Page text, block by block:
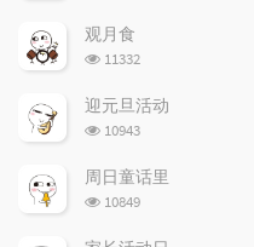
次
数:
观月食
浏
次
数:
11332
迎元旦活动
浏
次
数:
10943
周日童话里
浏
次
10849